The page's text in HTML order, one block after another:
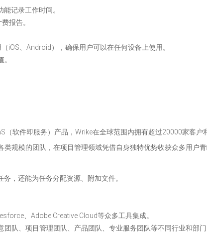
记录工作时间。
报告。
iOS、Android），确保用户可以在任何设备上使用。
软件即服务）产品，Wrike在全球范围内拥有超过20000家客户
规模的团队，在项目管理领域凭借自身独特优势收获众多用户青
，还能为任务分配资源、附加文件。
、Adobe Creative Cloud等众多工具集成。
队、项目管理团队、产品团队、专业服务团队等不同行业和部门